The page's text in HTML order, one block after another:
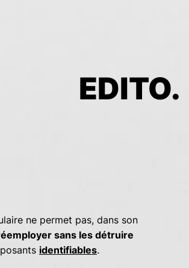
EDITO.
ne permet pas, dans son
sans les détruire
identifiables.